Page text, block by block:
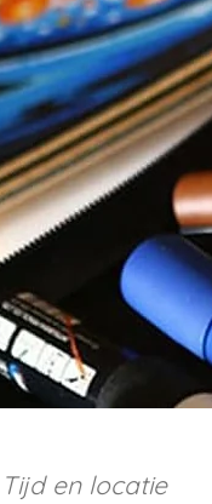
Tijd en locatie